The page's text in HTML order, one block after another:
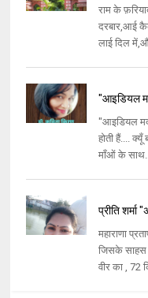
राम के
दरबार,आई
लाई दिल
"आइडियल
"आइडियल
होती हैं....
माँओं के
प्रीति शर्मा
महाराणा
जिसके साहस
वीर का , 72